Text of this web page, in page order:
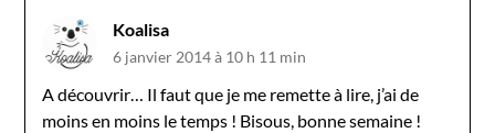
Koalisa
6 janvier 2014 à 10 h 11 min
A découvrir… Il faut que je me remette à lire, j’ai de
moins en moins le temps ! Bisous, bonne semaine !